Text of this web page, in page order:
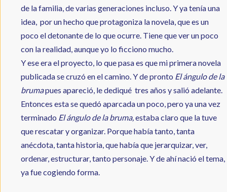
de la familia, de varias generaciones incluso. Y ya tenía una
idea, por un hecho que protagoniza la novela, que es un
poco el detonante de lo que ocurre. Tiene que ver un poco
con la realidad, aunque yo lo ficciono mucho.
Y ese era el proyecto, lo que pasa es que mi primera novela
publicada se cruzó en el camino. Y de pronto El ángulo de la
brumapues apareció, le dediqué tres años y salió adelante.
Entonces esta se quedó aparcada un poco, pero ya una vez
terminado El ángulo de la bruma,estaba claro que la tuve
que rescatar y organizar. Porque había tanto, tanta
anécdota, tanta historia, que había que jerarquizar, ver,
ordenar, estructurar, tanto personaje. Y de ahí nació el tema,
ya fue cogiendo forma.